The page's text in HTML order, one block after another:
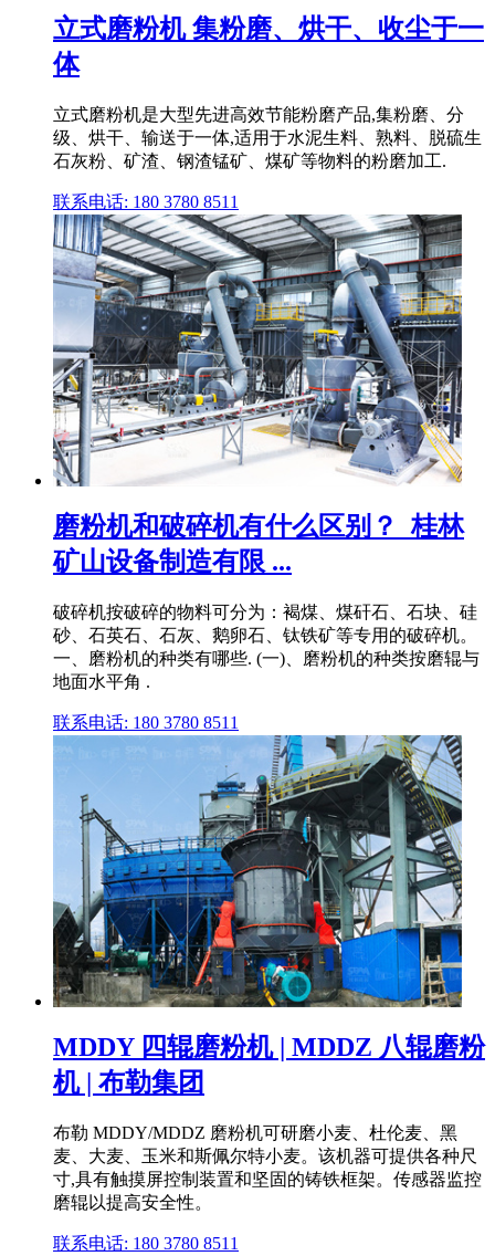
立式磨粉机 集粉磨、烘干、收尘于一
体
立式磨粉机是大型先进高效节能粉磨产品,集粉磨、分
级、烘干、输送于一体,适用于水泥生料、熟料、脱硫生
石灰粉、矿渣、钢渣锰矿、煤矿等物料的粉磨加工.
联系电话: 180 3780 8511
磨粉机和破碎机有什么区别？_桂林
矿山设备制造有限 ...
破碎机按破碎的物料可分为：褐煤、煤矸石、石块、硅
砂、石英石、石灰、鹅卵石、钛铁矿等专用的破碎机。
一、磨粉机的种类有哪些. (一)、磨粉机的种类按磨辊与
地面水平角 .
联系电话: 180 3780 8511
MDDY 四辊磨粉机 | MDDZ 八辊磨粉
机 | 布勒集团
布勒 MDDY/MDDZ 磨粉机可研磨小麦、杜伦麦、黑
麦、大麦、玉米和斯佩尔特小麦。该机器可提供各种尺
寸,具有触摸屏控制装置和坚固的铸铁框架。传感器监控
磨辊以提高安全性。
联系电话: 180 3780 8511